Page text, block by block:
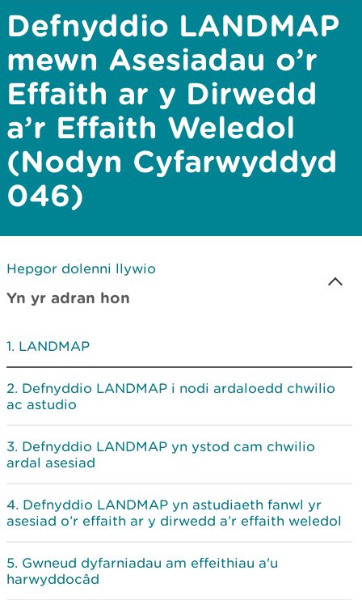
Defnyddio LANDMAP
mewn Asesiadau o’r
Effaith ar y Dirwedd
a’r Effaith Weledol
(Nodyn Cyfarwyddyd
046)
Hepgor dolenni llywio
Yn yr adran hon
LANDMAP
Defnyddio LANDMAP i nodi ardaloedd chwilio
ac astudio
Defnyddio LANDMAP yn ystod cam chwilio
ardal asesiad
Defnyddio LANDMAP yn astudiaeth fanwl yr
asesiad o’r effaith ar y dirwedd a’r effaith weledol
Gwneud dyfarniadau am effeithiau a'u
harwyddocâd